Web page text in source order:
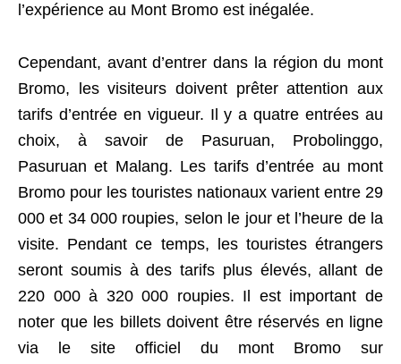
l’expérience au Mont Bromo est inégalée.
Cependant, avant d’entrer dans la région du mont
Bromo, les visiteurs doivent prêter attention aux
tarifs d’entrée en vigueur. Il y a quatre entrées au
choix, à savoir de Pasuruan, Probolinggo,
Pasuruan et Malang. Les tarifs d’entrée au mont
Bromo pour les touristes nationaux varient entre 29
000 et 34 000 roupies, selon le jour et l’heure de la
visite. Pendant ce temps, les touristes étrangers
seront soumis à des tarifs plus élevés, allant de
220 000 à 320 000 roupies. Il est important de
noter que les billets doivent être réservés en ligne
via le site officiel du mont Bromo sur